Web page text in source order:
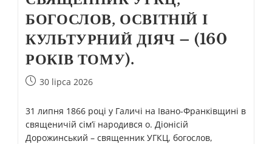
БОГОСЛОВ, ОСВІТНІЙ І
КУЛЬТУРНИЙ ДІЯЧ – (160
РОКІВ ТОМУ).
30 lipca 2026
31 липня 1866 році у Галичі на Івано-Франківщині в
священичій сім’ї народився о. Діонісій
Дорожинський – священник УГКЦ, богослов,